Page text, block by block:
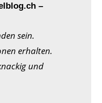
–
sein.
erhalten.
und